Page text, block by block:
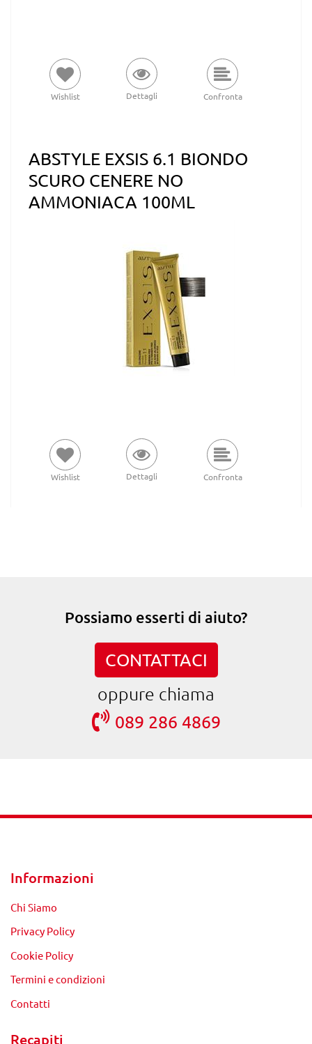
Wishlist Dettagli Confronta
ABSTYLE EXSIS 6.1 BIONDO
SCURO CENERE NO
AMMONIACA 100ML
Wishlist Dettagli Confronta
Possiamo esserti di aiuto?
CONTATTACI
oppure chiama
089 286 4869
Informazioni
Chi Siamo
Privacy Policy
Cookie Policy
Termini e condizioni
Contatti
Recapiti